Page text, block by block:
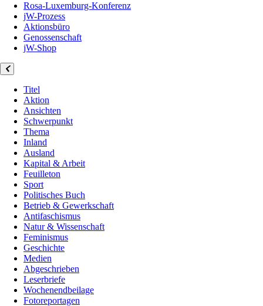
Rosa-Luxemburg-Konferenz
jW-Prozess
Aktionsbüro
Genossenschaft
jW-Shop
Titel
Aktion
Ansichten
Schwerpunkt
Thema
Inland
Ausland
Kapital & Arbeit
Feuilleton
Sport
Politisches Buch
Betrieb & Gewerkschaft
Antifaschismus
Natur & Wissenschaft
Feminismus
Geschichte
Medien
Abgeschrieben
Leserbriefe
Wochenendbeilage
Fotoreportagen